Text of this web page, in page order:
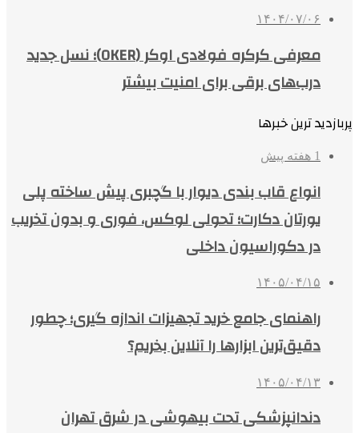
۱۴۰۴/۰۷/۰۶
معرفی کرکره فولادی اوکر (OKER)؛ نسل جدید
درب‌های برقی برای امنیت بیشتر
پربازدید ترین خبرها
1 هفته پیش
انواع قاب بندی دیوار با گچبری پیش ساخته پلی
یورتان دکارت؛ تحولی لوکس، فوری و بدون تخریب
در دکوراسیون داخلی
۱۴۰۵/۰۴/۱۵
راهنمای جامع خرید تجهیزات اندازه گیری؛ چطور
دقیق‌ترین ابزارها را آنلاین بخریم؟
۱۴۰۵/۰۴/۱۳
دندانپزشکی تحت بیهوشی در شرق تهران